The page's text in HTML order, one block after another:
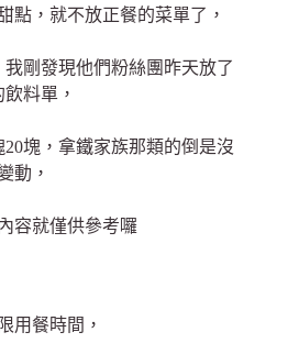
點，就不放正餐的菜單了，
剛發現他們粉絲團昨天放了
料單，
塊，拿鐵家族那類的倒是沒
動，
容就僅供參考囉
用餐時間，